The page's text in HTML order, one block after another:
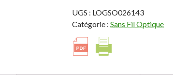
ROUGE
Souris
fil
UGS : LOGSO026143
Catégorie :Sans Fil Optique